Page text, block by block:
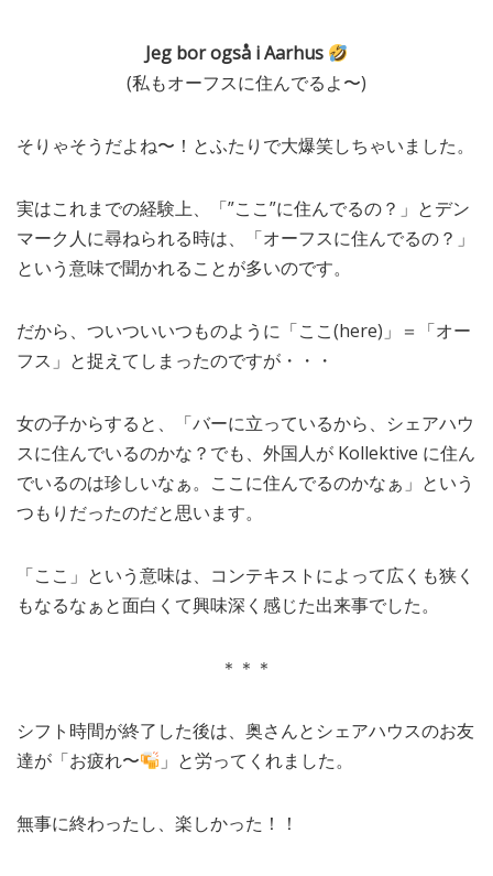
Jeg bor også i Aarhus
(私もオーフスに住んでるよ〜)
そりゃそうだよね〜！とふたりで大爆笑しちゃいました。
実はこれまでの経験上、「”ここ”に住んでるの？」とデン
マーク人に尋ねられる時は、「オーフスに住んでるの？」
という意味で聞かれることが多いのです。
だから、ついついいつものように「ここ(here)」＝「オー
フス」と捉えてしまったのですが・・・
女の子からすると、「バーに立っているから、シェアハウ
スに住んでいるのかな？でも、外国人が Kollektive に住ん
でいるのは珍しいなぁ。ここに住んでるのかなぁ」という
つもりだったのだと思います。
「ここ」という意味は、コンテキストによって広くも狭く
もなるなぁと面白くて興味深く感じた出来事でした。
＊＊＊
シフト時間が終了した後は、奥さんとシェアハウスのお友
達が「お疲れ〜
」と労ってくれました。
無事に終わったし、楽しかった！！